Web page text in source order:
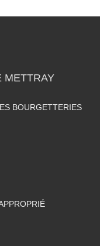
METTRAY
BOURGETTERIES